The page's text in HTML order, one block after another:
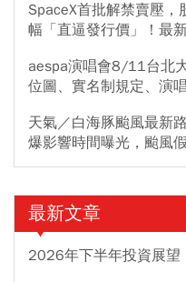
SpaceX首批解禁賣壓
幅「直逼發行價」！最
aespa演唱會8/11台北
位圖、實名制規定、演
天氣／白海豚颱風最新
爆影響時間曝光，颱風
最新文章
2026年下半年投資展望